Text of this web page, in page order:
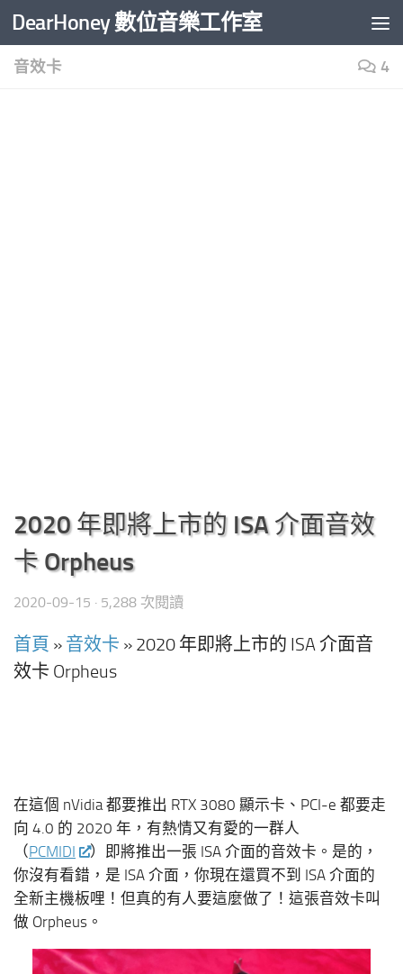
Skip to content
DearHoney 數位音樂工作室
音效卡 4
2020 年即將上市的 ISA 介面音效
卡 Orpheus
2020-09-15 · 5,288 次閱讀
首頁 » 音效卡 » 2020 年即將上市的 ISA 介面音
效卡 Orpheus
在這個 nVidia 都要推出 RTX 3080 顯示卡、PCI-e 都要走
向 4.0 的 2020 年，有熱情又有愛的一群人
（PCMIDI
）即將推出一張 ISA 介面的音效卡。是的，
你沒有看錯，是 ISA 介面，你現在還買不到 ISA 介面的
全新主機板哩！但真的有人要這麼做了！這張音效卡叫
做 Orpheus。